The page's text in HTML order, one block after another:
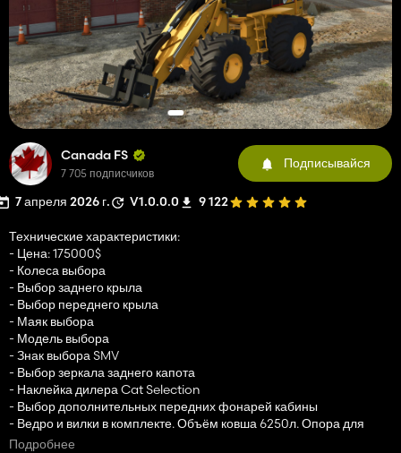
Canada FS
7 705 подписчиков
Подписывайся
7 апреля 2026 г. V1.0.0.0 9 122
Технические характеристики:
- Цена: 175000$
- Колеса выбора
- Выбор заднего крыла
- Выбор переднего крыла
- Маяк выбора
- Модель выбора
- Знак выбора SMV
- Выбор зеркала заднего капота
- Наклейка дилера Cat Selection
- Выбор дополнительных передних фонарей кабины
- Ведро и вилки в комплекте. Объём ковша 6250л. Опора для
ковша TerraFarm
Подробнее